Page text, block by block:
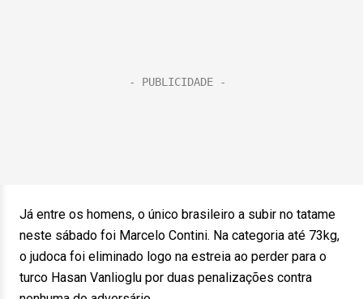
Já entre os homens, o único brasileiro a subir no tatame
neste sábado foi Marcelo Contini. Na categoria até 73kg,
o judoca foi eliminado logo na estreia ao perder para o
turco Hasan Vanlioglu por duas penalizações contra